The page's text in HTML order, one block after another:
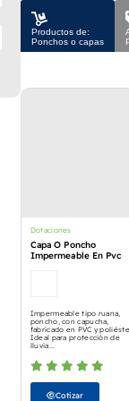
Productos de:
Ponchos o capas
Dotaciones
Capa O Poncho
Impermeable En Pvc
Impermeable tipo ruana,
poncho, con capucha,
fabricado en PVC y
Ideal para protección de
lluvia...
Cotizar